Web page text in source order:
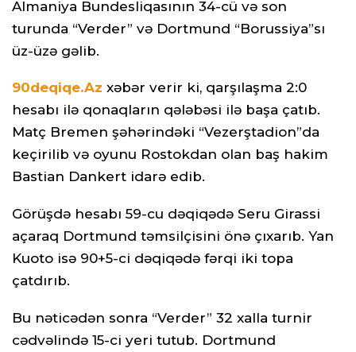
Almaniya Bundesliqasının 34-cü və son
turunda “Verder” və Dortmund “Borussiya”sı
üz-üzə gəlib.
90deqiqe.Az xəbər verir ki, qarşılaşma 2:0
hesabı ilə qonaqların qələbəsi ilə başa çatıb.
Matç Bremen şəhərindəki “Vezerştadion”da
keçirilib və oyunu Rostokdan olan baş hakim
Bastian Dankert idarə edib.
Görüşdə hesabı 59-cu dəqiqədə Seru Girassi
açaraq Dortmund təmsilçisini önə çıxarıb. Yan
Kuoto isə 90+5-ci dəqiqədə fərqi iki topa
çatdırıb.
Bu nəticədən sonra “Verder” 32 xalla turnir
cədvəlində 15-ci yeri tutub. Dortmund